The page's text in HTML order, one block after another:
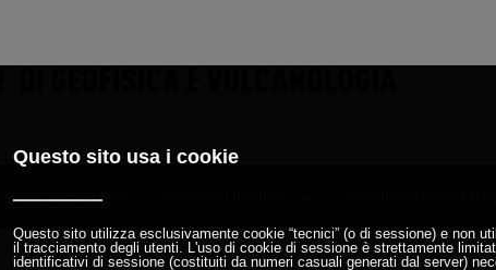
e servizi